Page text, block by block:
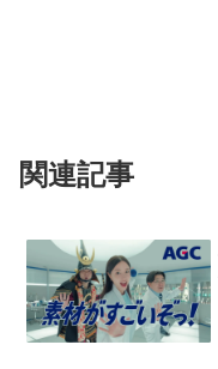
関連記事